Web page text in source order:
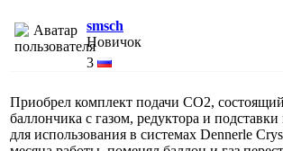
smsch
Новичок
3
Приобрел комплект подачи СО2, состоящий
баллончика с газом, редуктора и
для использования в системах Dennerle